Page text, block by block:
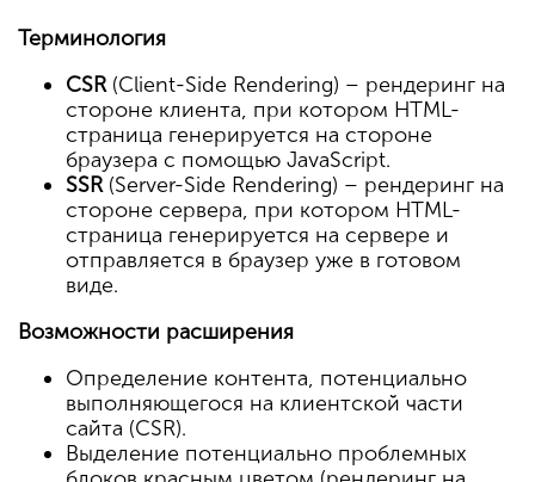
Терминология
CSR(Client-Side Rendering) – рендеринг на
стороне клиента, при котором HTML-
страница генерируется на стороне
браузера с помощью JavaScript.
SSR(Server-Side Rendering) – рендеринг на
стороне сервера, при котором HTML-
страница генерируется на сервере и
отправляется в браузер уже в готовом
виде.
Возможности расширения
Определение контента, потенциально
выполняющегося на клиентской части
сайта (CSR).
Выделение потенциально проблемных